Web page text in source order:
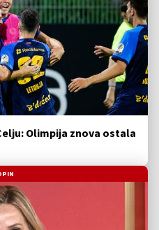
Olimpija znova ostala